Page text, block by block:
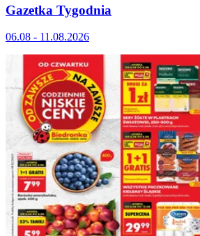
Gazetka Tygodnia
06.08 - 11.08.2026